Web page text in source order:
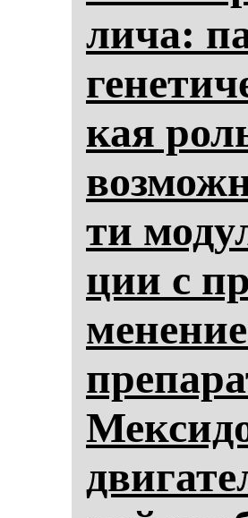
ли­ча:
кая
ти
ции с